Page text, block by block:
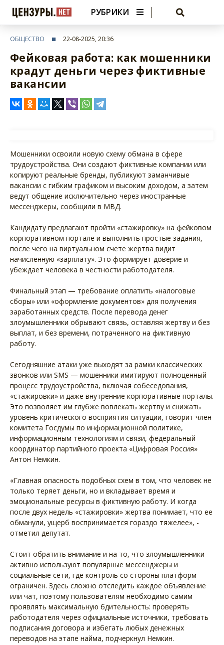
РУБРИКИ
ОБЩЕСТВО 22-08-2025, 20:36
Фейковая работа: как мошенники
крадут деньги через фиктивные
вакансии
Мошенники освоили новую схему обмана в сфере
трудоустройства. Они создают фиктивные компании или
копируют реальные бренды, публикуют заманчивые
вакансии с гибким графиком и высоким доходом, а затем
ведут общение исключительно через иностранные
мессенджеры, сообщили в МВД.
Кандидату предлагают пройти «стажировку» на фейковом
корпоративном портале и выполнить простые задания,
после чего на виртуальном счете жертва видит
начисленную «зарплату». Это формирует доверие и
убеждает человека в честности работодателя.
Финальный этап — требование оплатить «налоговые
сборы» или «оформление документов» для получения
заработанных средств. После перевода денег
злоумышленники обрывают связь, оставляя жертву и без
выплат, и без времени, потраченного на фиктивную
работу.
Сегодняшние атаки уже выходят за рамки классических
звонков или SMS — мошенники имитируют полноценный
процесс трудоустройства, включая собеседования,
«стажировки» и даже внутренние корпоративные порталы.
Это позволяет им глубже вовлекать жертву и снижать
уровень критического восприятия ситуации, говорит член
комитета Госдумы по информационной политике,
информационным технологиям и связи, федеральный
координатор партийного проекта «Цифровая Россия»
Антон Немкин.
«Главная опасность подобных схем в том, что человек не
только теряет деньги, но и вкладывает время и
эмоциональные ресурсы в фиктивную работу. И когда
после двух недель «стажировки» жертва понимает, что ее
обманули, ущерб воспринимается гораздо тяжелее», -
отметил депутат.
Стоит обратить внимание и на то, что злоумышленники
активно используют популярные мессенджеры и
социальные сети, где контроль со стороны платформ
ограничен. Здесь сложно отследить каждое объявление
или чат, поэтому пользователям необходимо самим
проявлять максимальную бдительность: проверять
работодателя через официальные источники, требовать
подписания договора и избегать любых денежных
переводов на этапе найма, подчеркнул Немкин.